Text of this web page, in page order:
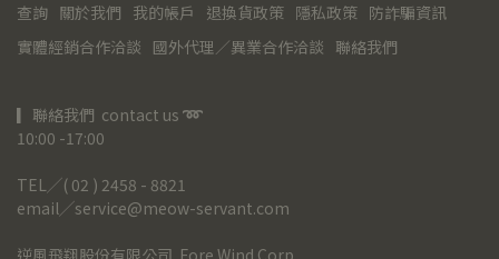
查詢 關於我們 我的帳戶 退換貨政策 隱私政策 防詐騙資訊
實體經銷合作洽談 國外代理／異業合作洽談 聯絡我們
▎聯絡我們  contact us ➿
10:00 -17:00
TEL╱( 02 ) 2458 - 8821
email╱service@meow-servant.com
逆風飛翔股份有限公司  Fore Wind Corp.